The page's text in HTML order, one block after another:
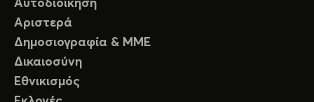
Αυτοδιοίκηση
Αριστερά
Δημοσιογραφία & ΜΜΕ
Δικαιοσύνη
Εθνικισμός